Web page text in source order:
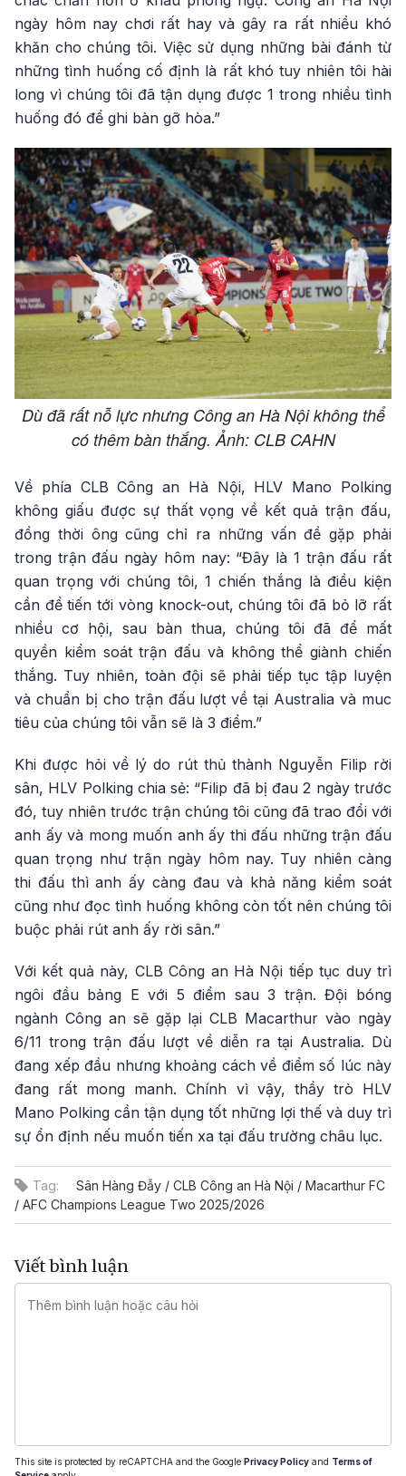
ngày hôm nay chơi rất hay và gây ra rất nhiều khó
khăn cho chúng tôi. Việc sử dụng những bài đánh từ
những tình huống cố định là rất khó tuy nhiên tôi hài
long vì chúng tôi đã tận dụng được 1 trong nhiều tình
huống đó để ghi bàn gỡ hòa.”
Dù đã rất nỗ lực nhưng Công an Hà Nội không thể
có thêm bàn thắng. Ảnh: CLB CAHN
Về phía CLB Công an Hà Nội, HLV Mano Polking
không giấu được sự thất vọng về kết quả trận đấu,
đồng thời ông cũng chỉ ra những vấn đề gặp phải
trong trận đấu ngày hôm nay: “Đây là 1 trận đấu rất
quan trọng với chúng tôi, 1 chiến thắng là điều kiện
cần để tiến tới vòng knock-out, chúng tôi đã bỏ lỡ rất
nhiều cơ hội, sau bàn thua, chúng tôi đã để mất
quyền kiểm soát trận đấu và không thể giành chiến
thắng. Tuy nhiên, toàn đội sẽ phải tiếp tục tập luyện
và chuẩn bị cho trận đấu lượt về tại Australia và muc
tiêu của chúng tôi vẫn sẽ là 3 điểm.”
Khi được hỏi về lý do rút thủ thành Nguyễn Filip rời
sân, HLV Polking chia sẻ: “Filip đã bị đau 2 ngày trước
đó, tuy nhiên trước trận chúng tôi cũng đã trao đổi với
anh ấy và mong muốn anh ấy thi đấu những trận đấu
quan trọng như trận ngày hôm nay. Tuy nhiên càng
thi đấu thì anh ấy càng đau và khả năng kiểm soát
cũng như đọc tình huống không còn tốt nên chúng tôi
buộc phải rút anh ấy rời sân.”
Với kết quả này, CLB Công an Hà Nội tiếp tục duy trì
ngôi đầu bảng E với 5 điểm sau 3 trận. Đội bóng
ngành Công an sẽ gặp lại CLB Macarthur vào ngày
6/11 trong trận đấu lượt về diễn ra tại Australia. Dù
đang xếp đầu nhưng khoảng cách về điểm số lúc này
đang rất mong manh. Chính vì vậy, thầy trò HLV
Mano Polking cần tận dụng tốt những lợi thế và duy trì
sự ổn định nếu muốn tiến xa tại đấu trường châu lục.
Tag:
Sân Hàng Đẫy / CLB Công an Hà Nội / Macarthur FC
/ AFC Champions League Two 2025/2026
Viết bình luận
This site is protected by reCAPTCHA and the Google Privacy Policy and Terms of